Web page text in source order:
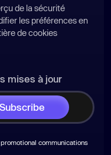
de la sécurité
les préférences en
de cookies
mises à jour
communications